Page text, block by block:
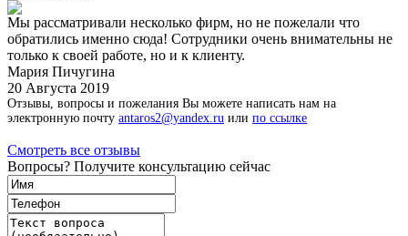
Мы рассматривали несколько фирм, но не пожелали что
обратились именно сюда! Сотрудники очень внимательны не
только к своей работе, но и к клиенту.
Мария Пичугина
20 Августа 2019
Отзывы, вопросы и пожелания Вы можете написать нам на
электронную почту antaros2@yandex.ru или по ссылке
Смотреть все отзывы
Вопросы? Получите консультацию сейчас